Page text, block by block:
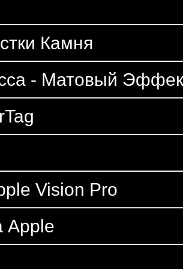
Камня
- Матовый
Vision Pro
Apple